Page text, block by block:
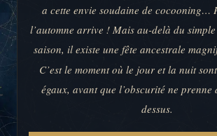
a cette envie soudaine de cocooning…
l’automne arrive ! Mais au-delà du simple
saison, il existe une fête ancestrale
C’est le moment où le jour et la nuit
égaux, avant que l’obscurité ne prenne
dessus.